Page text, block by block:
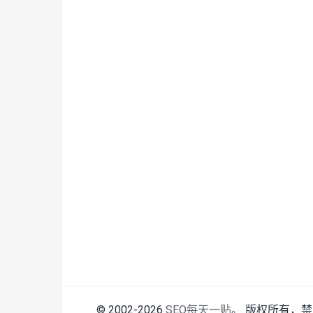
© 2002-2026 SEO每天一贴。 版权所有，禁